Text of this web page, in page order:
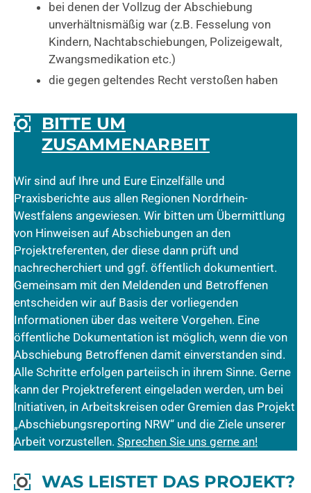
bei denen der Vollzug der Abschiebung
unverhältnismäßig war (z.B. Fesselung von
Kindern, Nachtabschiebungen, Polizeigewalt,
Zwangsmedikation etc.)
die gegen geltendes Recht verstoßen haben
BITTE UM
ZUSAMMENARBEIT
Wir sind auf Ihre und Eure Einzelfälle und
Praxisberichte aus allen Regionen Nordrhein-
Westfalens angewiesen. Wir bitten um Übermittlung
von Hinweisen auf Abschiebungen an den
Projektreferenten, der diese dann prüft und
nachrecherchiert und ggf. öffentlich dokumentiert.
Gemeinsam mit den Meldenden und Betroffenen
entscheiden wir auf Basis der vorliegenden
Informationen über das weitere Vorgehen. Eine
öffentliche Dokumentation ist möglich, wenn die von
Abschiebung Betroffenen damit einverstanden sind.
Alle Schritte erfolgen parteiisch in ihrem Sinne. Gerne
kann der Projektreferent eingeladen werden, um bei
Initiativen, in Arbeitskreisen oder Gremien das Projekt
„Abschiebungsreporting NRW“ und die Ziele unserer
Arbeit vorzustellen. Sprechen Sie uns gerne an!
WAS LEISTET DAS PROJEKT?